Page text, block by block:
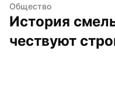
Общество
История
чествуют